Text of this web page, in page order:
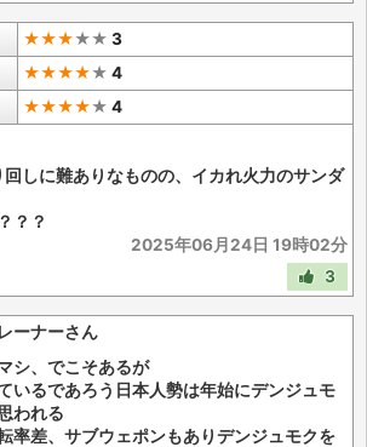
★★★★★ 3
★★★★★ 4
★★★★★ 4
しに難ありなものの、イカれ火力のサンダ
？？
2025年06月24日 19時02分
3
ーナーさん
シ、でこそあるが
いるであろう日本人勢は年始にデンジュモ
われる
率差、サブウェポンもありデンジュモクを